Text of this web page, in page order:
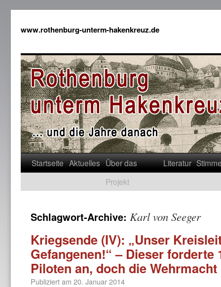
www.rothenburg-unterm-hakenkreuz.de
Startseite Aktuelles Über das
Projekt
Literatur
Schlagwort-Archive: Karl von Seeger
Kriegsende (IV): „Unser
Gefangenen!“ – Dieser forderte
Piloten an, doch die
Publiziert am 20. Januar 2014